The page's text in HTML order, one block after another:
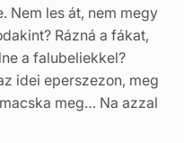
Nem les át, nem megy
Rázná a fákat,
a falubeliekkel?
idei eperszezon, meg
meg… Na azzal